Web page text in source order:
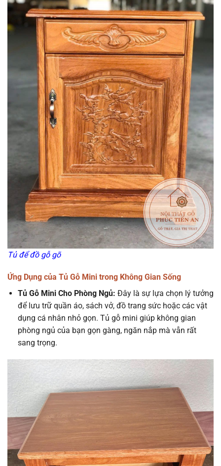
Tủ để đồ gỗ gõ
Ứng Dụng của Tủ Gỗ Mini trong Không Gian Sống
Tủ Gỗ Mini Cho Phòng Ngủ: Đây là sự lựa chọn lý tưởng
để lưu trữ quần áo, sách vở, đồ trang sức hoặc các vật
dụng cá nhân nhỏ gọn. Tủ gỗ mini giúp không gian
phòng ngủ của bạn gọn gàng, ngăn nắp mà vẫn rất
sang trọng.